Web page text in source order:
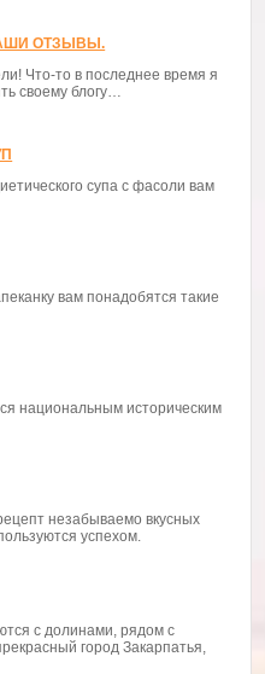
ОТЗЫВЫ.
Что-то в последнее время я
своему блогу…
супа с фасоли вам
вам понадобятся такие
национальным историческим
незабываемо вкусных
успехом.
с долинами, рядом с
город Закарпатья,